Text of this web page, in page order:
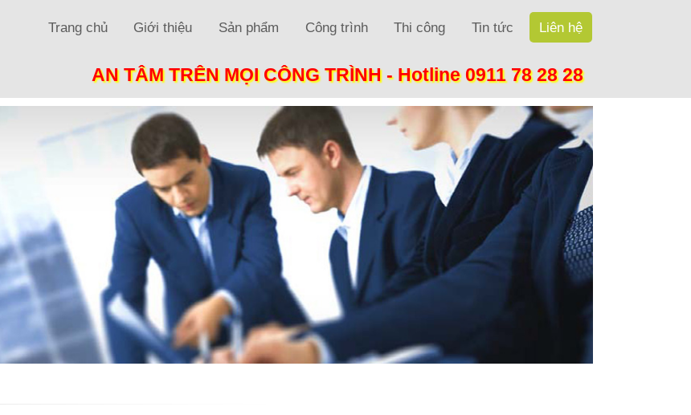
Trang chủ Giới thiệu Sản phẩm Công trình Thi công Tin tức Liên hệ
AN TÂM TRÊN MỌI CÔNG TRÌNH -Hotline 0911 78 28 28